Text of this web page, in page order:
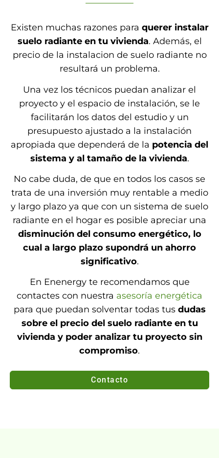
Existen muchas razones para querer instalar
suelo radiante en tu vivienda. Además, el
precio de la instalacion de suelo radiante no
resultará un problema.
Una vez los técnicos puedan analizar el
proyecto y el espacio de instalación, se le
facilitarán los datos del estudio y un
presupuesto ajustado a la instalación
apropiada que dependerá de la potencia del
sistema y al tamaño de la vivienda.
No cabe duda, de que en todos los casos se
trata de una inversión muy rentable a medio
y largo plazo ya que con un sistema de suelo
radiante en el hogar es posible apreciar una
disminución del consumo energético, lo
cual a largo plazo supondrá un ahorro
significativo.
En Enenergy te recomendamos que
contactes con nuestra asesoría energética
para que puedan solventar todas tus dudas
sobre el precio del suelo radiante en tu
vivienda y poder analizar tu proyecto sin
compromiso.
Contacto